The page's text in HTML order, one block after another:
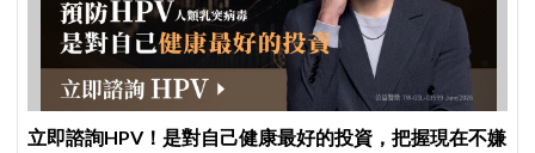
立即諮詢HPV！是對自己健康最好的投資，把握現在不嫌